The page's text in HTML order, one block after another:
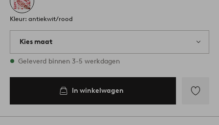
Kleur: antiekwit/rood
Kies maat
Alle maten zijn op voorraad
Geleverd binnen 3-5 werkdagen
In
In winkelwagen
aan